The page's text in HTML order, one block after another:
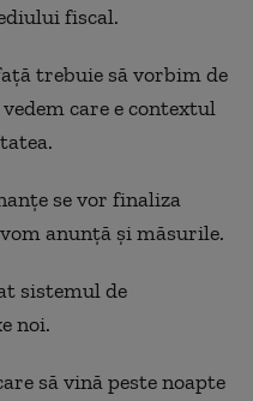
fiscal.
trebuie să vorbim de
care e contextul
se vor finaliza
anunță și măsurile.
sistemul de
noi.
să vină peste noapte